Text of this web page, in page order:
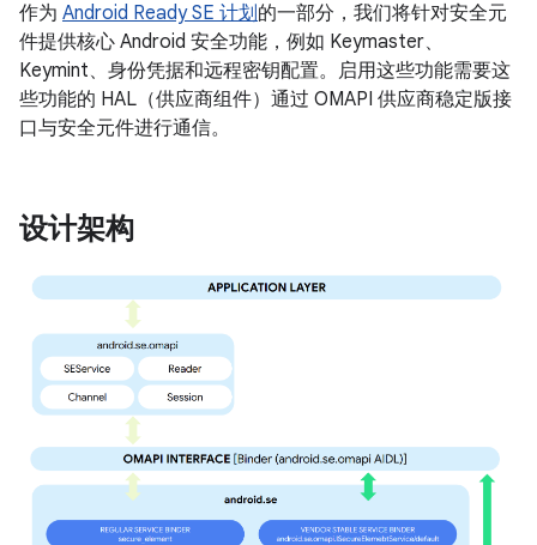
作为 Android Ready SE 计划的一部分，我们将针对安全元
件提供核心 Android 安全功能，例如 Keymaster、
Keymint、身份凭据和远程密钥配置。启用这些功能需要这
些功能的 HAL（供应商组件）通过 OMAPI 供应商稳定版接
口与安全元件进行通信。
设计架构